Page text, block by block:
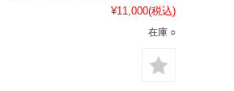
¥11,000(税込)
在庫 ○